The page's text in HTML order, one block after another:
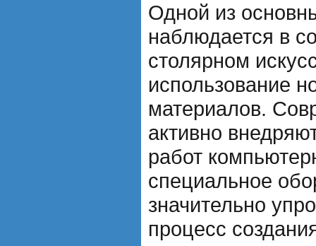
Одной из
наблюдается в
столярном
использование
материалов.
активно
работ
специальное
значительно
процесс